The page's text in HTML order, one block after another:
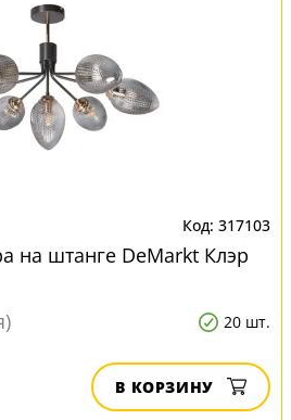
317103
на штанге DeMarkt Клэр
20 шт.
В КОРЗИНУ